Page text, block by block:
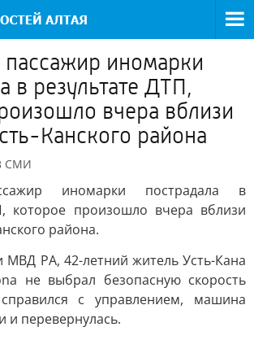
иномарки
в результате ДТП,
вчера вблизи
Канского района
СМИ
иномарки пострадала в
которое произошло вчера вблизи
района.
РА, 42-летний житель Усть-Кана
не выбрал безопасную скорость
с управлением, машина
и перевернулась.